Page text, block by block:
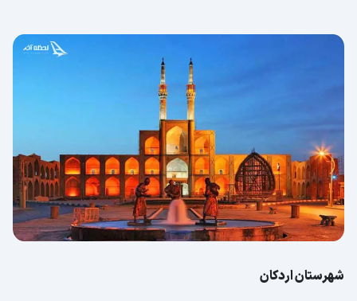
شهرستان اردکان